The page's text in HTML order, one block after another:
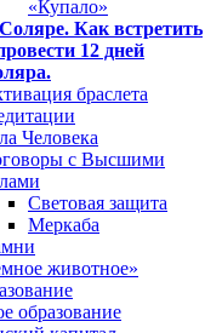
«Купало»
Как встретить
12 дней
браслета
Человека
с Высшими
Световая защита
Меркаба
животное»
образование